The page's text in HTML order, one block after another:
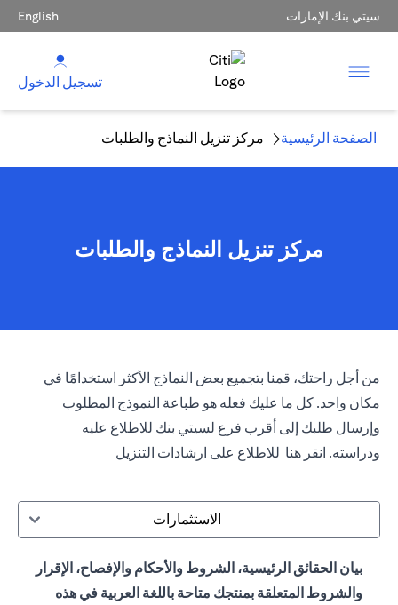
سيتي بنك الإمارات English
تسجيل الدخول
الصفحة الرئيسية مركز تنزيل النماذج والطلبات
مركز تنزيل النماذج والطلبات
من أجل راحتك، قمنا بتجميع بعض النماذج الأكثر استخدامًا في
مكان واحد. كل ما عليك فعله هو طباعة النموذج المطلوب
وإرسال طلبك إلى أقرب فرع لسيتي بنك للاطلاع عليه
ودراسته. انقر هنا للاطلاع على ارشادات التنزيل
الاستثمارات
بيان الحقائق الرئيسية، الشروط والأحكام والإفصاح، الإقرار
والشروط المتعلقة بمنتجك متاحة باللغة العربية في هذه